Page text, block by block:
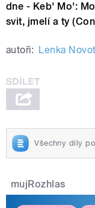
dne - Keb' Mo':
svit, jmelí a ty
autoři: Lenka
Všechny díly
mujRozhlas